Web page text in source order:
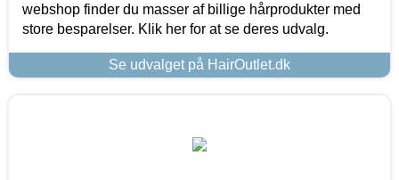
webshop finder du masser af billige hårprodukter med
store besparelser. Klik her for at se deres udvalg.
Se udvalget på HairOutlet.dk